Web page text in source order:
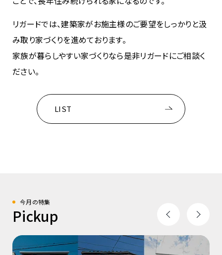
リガードでは、建築家がお施主様のご要望をしっかりと汲
み取り家づくりを進めております。
家族が暮らしやすい家づくりなら是非リガードにご相談く
ださい。
LIST
今月の特集
Pickup